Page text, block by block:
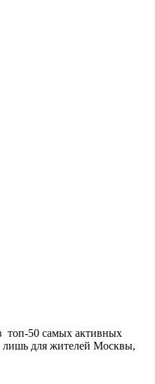
топ-50 самых активных
лишь для жителей Москвы,